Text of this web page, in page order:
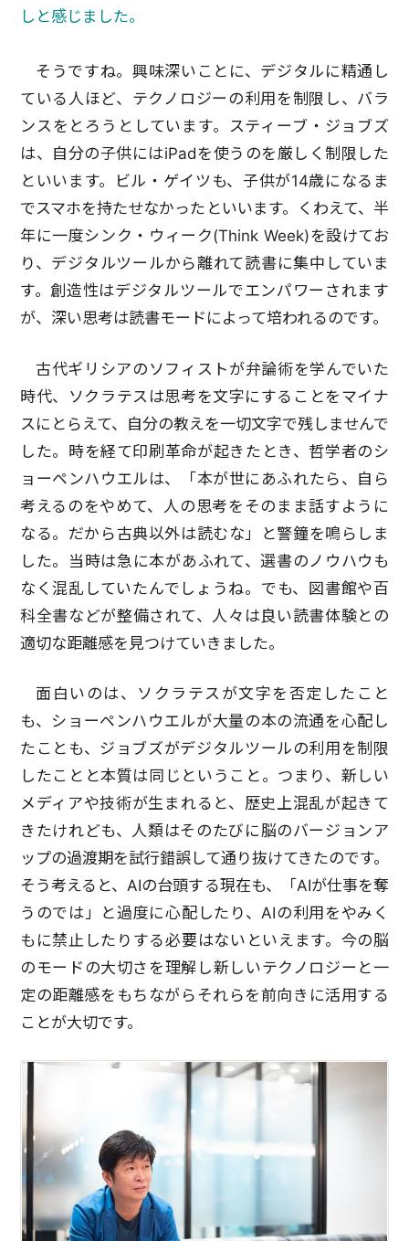
しと感じました。
そうですね。興味深いことに、デジタルに精通し
ている人ほど、テクノロジーの利用を制限し、バラ
ンスをとろうとしています。スティーブ・ジョブズ
は、自分の子供にはiPadを使うのを厳しく制限した
といいます。ビル・ゲイツも、子供が14歳になるま
でスマホを持たせなかったといいます。くわえて、半
年に一度シンク・ウィーク(Think Week)を設けてお
り、デジタルツールから離れて読書に集中していま
す。創造性はデジタルツールでエンパワーされます
が、深い思考は読書モードによって培われるのです。
古代ギリシアのソフィストが弁論術を学んでいた
時代、ソクラテスは思考を文字にすることをマイナ
スにとらえて、自分の教えを一切文字で残しませんで
した。時を経て印刷革命が起きたとき、哲学者のシ
ョーペンハウエルは、「本が世にあふれたら、自ら
考えるのをやめて、人の思考をそのまま話すように
なる。だから古典以外は読むな」と警鐘を鳴らしま
した。当時は急に本があふれて、選書のノウハウも
なく混乱していたんでしょうね。でも、図書館や百
科全書などが整備されて、人々は良い読書体験との
適切な距離感を見つけていきました。
面白いのは、ソクラテスが文字を否定したこと
も、ショーペンハウエルが大量の本の流通を心配し
たことも、ジョブズがデジタルツールの利用を制限
したことと本質は同じということ。つまり、新しい
メディアや技術が生まれると、歴史上混乱が起きて
きたけれども、人類はそのたびに脳のバージョンア
ップの過渡期を試行錯誤して通り抜けてきたのです。
そう考えると、AIの台頭する現在も、「AIが仕事を奪
うのでは」と過度に心配したり、AIの利用をやみく
もに禁止したりする必要はないといえます。今の脳
のモードの大切さを理解し新しいテクノロジーと一
定の距離感をもちながらそれらを前向きに活用する
ことが大切です。